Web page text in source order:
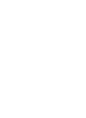
フォームを見る
オペレーション
う